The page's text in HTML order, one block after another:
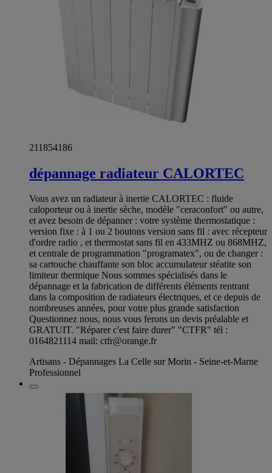
211854186
dépannage radiateur CALORTEC
Vous avez un radiateur à inertie CALORTEC : fluide
caloporteur ou à inertie sèche, modèle "ceraconfort" ou autre,
et avez besoin de dépanner : votre système thermostatique :
version fixe : à 1 ou 2 boutons version sans fil : avec récepteur
d'ordre radio , et thermostat sans fil en 433MHZ ou 868MHZ,
et centrale de programmation "programatex", ou de changer :
sa cartouche chauffante son bloc accumulateur stéatite son
limiteur thermique Nous sommes spécialisés dans le
dépannage et la fabrication de différents éléments rentrant
dans la composition de radiateurs électriques, et ce depuis de
nombreuses années, pour votre plus grande satisfaction
Questionnez nous, nous vous ferons un devis préalable et
GRATUIT. "Réparer c'est faire durer" "CTFR" tél :
0164821114 mail: ctfr@orange.fr
Artisans - Dépannages La Celle sur Morin - Seine-et-Marne
Professionnel